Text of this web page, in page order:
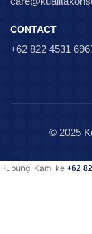
CONTACT
+62 822 4531
© 2025
Hubungi Kami ke +62